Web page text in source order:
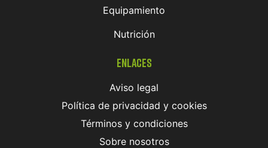
Equipamiento
Nutrición
Enlaces
Aviso legal
Política de privacidad y cookies
Términos y condiciones
Sobre nosotros